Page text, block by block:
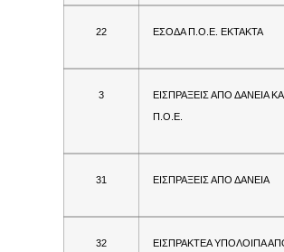
22 ΕΣΟΔΑ Π.Ο.Ε. ΕΚΤΑΚΤΑ
3
ΕΙΣΠΡΑΞΕΙΣ ΑΠΟ ΔΑΝΕΙΑ
Π.Ο.Ε.
31 ΕΙΣΠΡΑΞΕΙΣ ΑΠΟ ΔΑΝΕΙΑ
32
ΕΙΣΠΡΑΚΤΕΑ ΥΠΟΛΟΙΠΑ